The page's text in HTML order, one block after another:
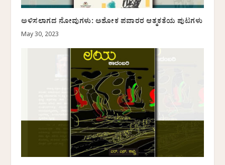
ಅಳಿಸಲಾಗದ ನೋವುಗಳು: ಅಶೋಕ ಪವಾರರ ಆತ್ಮಕತೆಯ ಪುಟಗಳು
May 30, 2023